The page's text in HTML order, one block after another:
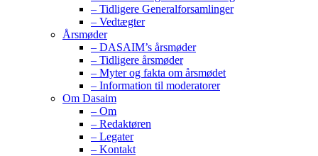
– Tidligere Generalforsamlinger
– Vedtægter
Årsmøder
– DASAIM’s årsmøder
– Tidligere årsmøder
– Myter og fakta om årsmødet
– Information til moderatorer
Om Dasaim
– Om
– Redaktøren
– Legater
– Kontakt